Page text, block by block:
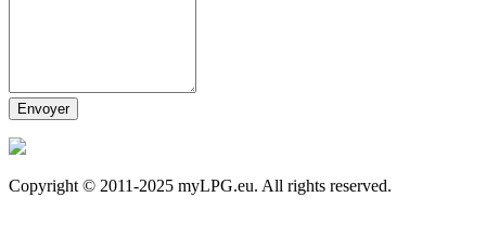
Copyright © 2011-2025 myLPG.eu. All rights reserved.